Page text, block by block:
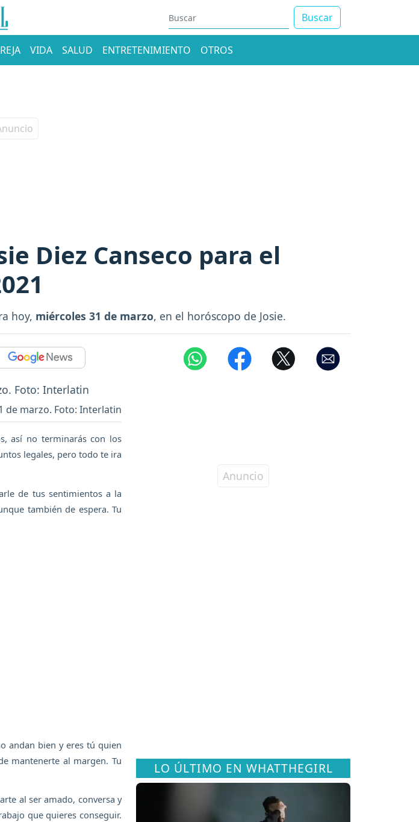
Buscar
VIDA SALUD ENTRETENIMIENTO OTROS
Diez Canseco para el
hoy, miércoles 31 de marzo, en el horóscopo de Josie.
de marzo. Foto: Interlatin
así no terminarás con los
legales, pero todo te ira
de tus sentimientos a la
también de espera. Tu
andan bien y eres tú quien
mantenerte al margen. Tu
al ser amado, conversa y
que quieres conseguir.
LO ÚLTIMO EN WHATTHEGIRL